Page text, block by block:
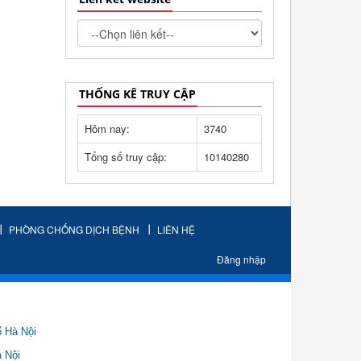
THỐNG KÊ TRUY CẬP
Hôm nay:
3740
Tổng số truy cập:
10140280
PHÒNG CHỐNG DỊCH BỆNH LIÊN HỆ
Đăng nhập
Hà Nội